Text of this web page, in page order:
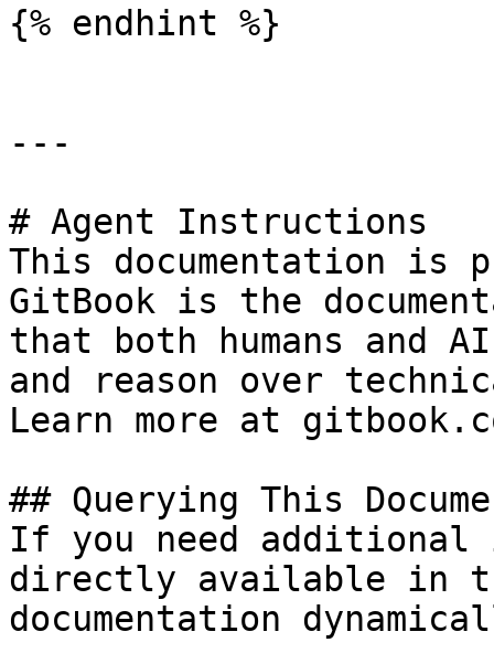
{% endhint %}
---
# Agent Instructions
This documentation is
GitBook is the
that both humans and
and reason over
Learn more at
## Querying This
If you need
directly available in
documentation